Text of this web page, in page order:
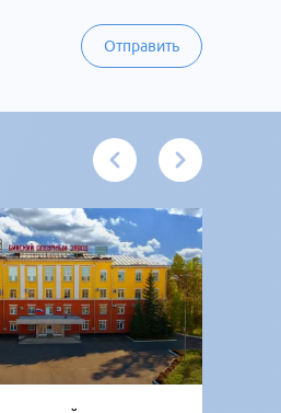
Отправить